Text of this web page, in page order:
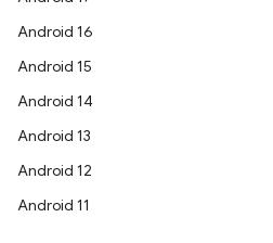
Android 16
Android 15
Android 14
Android 13
Android 12
Android 11